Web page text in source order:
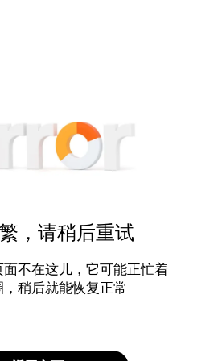
，请稍后重试
不在这儿，它可能正忙着
，稍后就能恢复正常